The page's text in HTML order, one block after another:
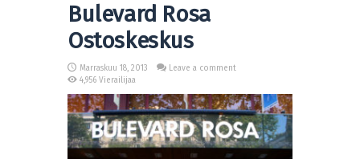
Bulevard Rosa
Ostoskeskus
Marraskuu 18, 2013
Leave a comment
4,956 Vierailijaa